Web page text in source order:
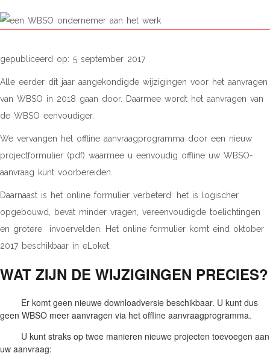
gepubliceerd op: 5 september 2017
Alle eerder dit jaar aangekondigde wijzigingen voor het aanvragen
van WBSO in 2018 gaan door. Daarmee wordt het aanvragen van
de WBSO eenvoudiger.
We vervangen het offline aanvraagprogramma door een nieuw
projectformulier (pdf) waarmee u eenvoudig offline uw WBSO-
aanvraag kunt voorbereiden.
Daarnaast is het online formulier verbeterd: het is logischer
opgebouwd, bevat minder vragen, vereenvoudigde toelichtingen
en grotere invoervelden. Het online formulier komt eind oktober
2017 beschikbaar in eLoket.
WAT ZIJN DE WIJZIGINGEN PRECIES?
Er komt geen nieuwe downloadversie beschikbaar. U kunt dus
geen WBSO meer aanvragen via het offline aanvraagprogramma.
U kunt straks op twee manieren nieuwe projecten toevoegen aan
uw aanvraag: